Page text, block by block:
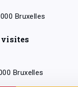
Bruxelles
visites
Bruxelles